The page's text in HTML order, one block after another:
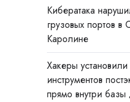
Кибератака
грузовых портов в
Каролине
Хакеры
инструментов
прямо внутри